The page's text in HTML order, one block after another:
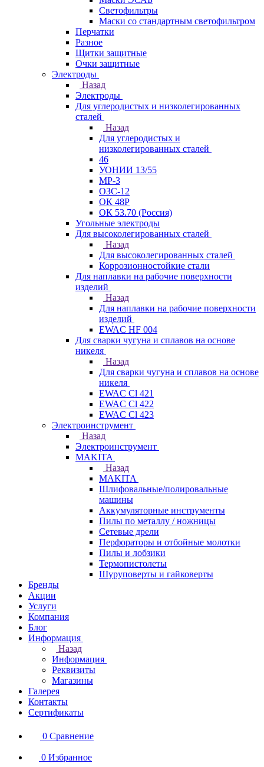
Светофильтры
Маски со стандартным светофильтром
Перчатки
Разное
Щитки защитные
Очки защитные
Электроды
Назад
Электроды
Для углеродистых и низколегированных
сталей
Назад
Для углеродистых и
низколегированных сталей
46
УОНИИ 13/55
МР-3
ОЗС-12
ОК 48Р
ОК 53.70 (Россия)
Угольные электроды
Для высоколегированных сталей
Назад
Для высоколегированных сталей
Коррозионностойкие стали
Для наплавки на рабочие поверхности
изделий
Назад
Для наплавки на рабочие поверхности
изделий
EWAC HF 004
Для сварки чугуна и сплавов на основе
никеля
Назад
Для сварки чугуна и сплавов на основе
никеля
EWAC Cl 421
EWAC Cl 422
EWAC Cl 423
Электроинструмент
Назад
Электроинструмент
МAKITA
Назад
МAKITA
Шлифовальные/полировальные
машины
Аккумуляторные инструменты
Пилы по металлу / ножницы
Сетевые дрели
Перфораторы и отбойные молотки
Пилы и лобзики
Термопистолеты
Шуруповерты и гайковерты
Бренды
Акции
Услуги
Компания
Блог
Информация
Назад
Информация
Реквизиты
Магазины
Галерея
Контакты
Сертификаты
0 Сравнение
0 Избранное